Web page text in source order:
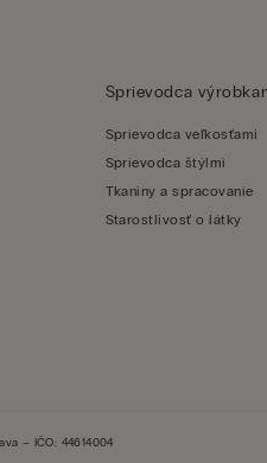
Sprievodca
Sprievodca veľkosťami
Sprievodca štýlmi
Tkaniny a spracovanie
Starostlivosť o látky
– IČO: 44614004